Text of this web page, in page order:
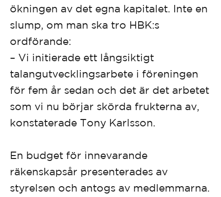
ökningen av det egna kapitalet. Inte en
slump, om man ska tro HBK:s
ordförande:
– Vi initierade ett långsiktigt
talangutvecklingsarbete i föreningen
för fem år sedan och det är det arbetet
som vi nu börjar skörda frukterna av,
konstaterade Tony Karlsson.
En budget för innevarande
räkenskapsår presenterades av
styrelsen och antogs av medlemmarna.